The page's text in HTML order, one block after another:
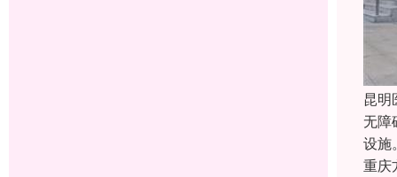
昆明
无障
设施
重庆